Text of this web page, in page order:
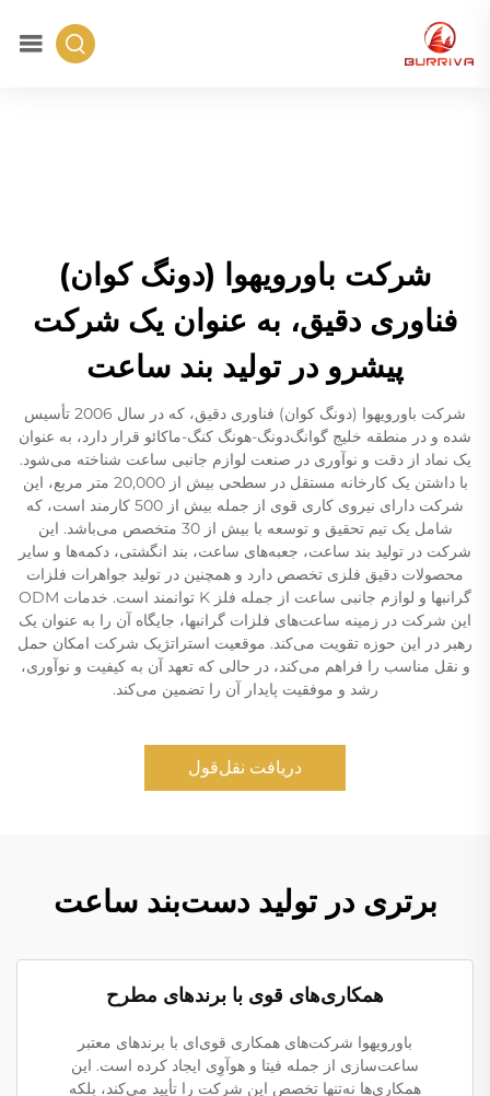
شرکت باورویهوا (دونگ کوان)
فناوری دقیق، به عنوان یک شرکت
پیشرو در تولید بند ساعت
شرکت باورویهوا (دونگ کوان) فناوری دقیق، که در سال 2006 تأسیس
شده و در منطقه خلیج گوانگ‌دونگ-هونگ کنگ-ماکائو قرار دارد، به عنوان
یک نماد از دقت و نوآوری در صنعت لوازم جانبی ساعت شناخته می‌شود.
با داشتن یک کارخانه مستقل در سطحی بیش از 20,000 متر مربع، این
شرکت دارای نیروی کاری قوی از جمله بیش از 500 کارمند است، که
شامل یک تیم تحقیق و توسعه با بیش از 30 متخصص می‌باشد. این
شرکت در تولید بند ساعت، جعبه‌های ساعت، بند انگشتی، دکمه‌ها و سایر
محصولات دقیق فلزی تخصص دارد و همچنین در تولید جواهرات فلزات
گرانبها و لوازم جانبی ساعت از جمله فلز K توانمند است. خدمات ODM
این شرکت در زمینه ساعت‌های فلزات گرانبها، جایگاه آن را به عنوان یک
رهبر در این حوزه تقویت می‌کند. موقعیت استراتژیک شرکت امکان حمل
و نقل مناسب را فراهم می‌کند، در حالی که تعهد آن به کیفیت و نوآوری،
رشد و موفقیت پایدار آن را تضمین می‌کند.
دریافت نقل‌قول
برتری در تولید دست‌بند ساعت
همکاری‌های قوی با برندهای مطرح
باورویهوا شرکت‌های همکاری قوی‌ای با برندهای معتبر
ساعت‌سازی از جمله فیتا و هوآوِی ایجاد کرده است. این
همکاری‌ها نه‌تنها تخصص این شرکت را تأیید می‌کند، بلکه